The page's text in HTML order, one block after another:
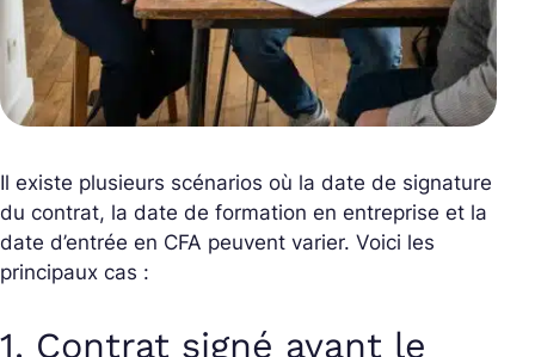
Il existe plusieurs scénarios où la date de signature
du contrat, la date de formation en entreprise et la
date d’entrée en CFA peuvent varier. Voici les
principaux cas :
1. Contrat signé avant le